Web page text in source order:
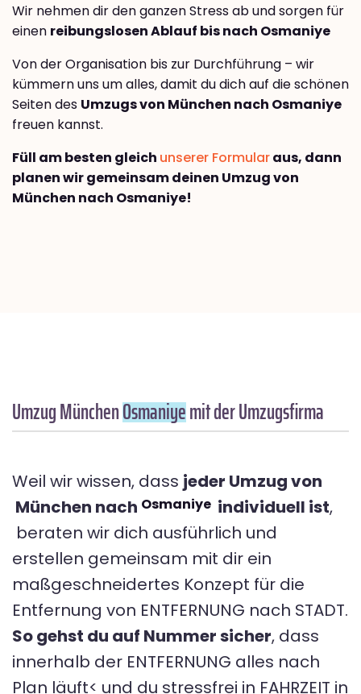
Wir nehmen dir den ganzen Stress ab und sorgen für
einen reibungslosen Ablauf bis nach Osmaniye
Von der Organisation bis zur Durchführung – wir
kümmern uns um alles, damit du dich auf die schönen
Seiten des Umzugs von München nach Osmaniye
freuen kannst.
Füll am besten gleich unserer Formularaus, dann
planen wir gemeinsam deinen Umzug von
München nach Osmaniye!
Umzug MünchenOsmaniyemit der Umzugsfirma
Weil wir wissen, dass jeder Umzug von
München nach Osmaniye individuell ist,
beraten wir dich ausführlich und
erstellen gemeinsam mit dir ein
maßgeschneidertes Konzept für die
Entfernung von ENTFERNUNG nach STADT.
So gehst du auf Nummer sicher, dass
innerhalb der ENTFERNUNG alles nach
Plan läuft< und du stressfrei in FAHRZEIT in